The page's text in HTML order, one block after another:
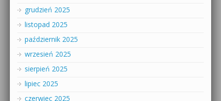
grudzień 2025
listopad 2025
październik 2025
wrzesień 2025
sierpień 2025
lipiec 2025
czerwiec 2025